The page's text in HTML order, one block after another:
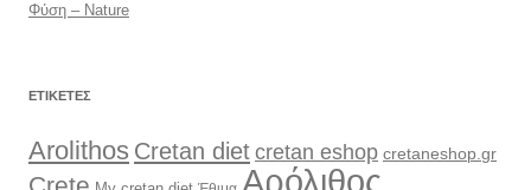
Φύση – Nature
ΕΤΙΚΈΤΕΣ
Arolithos Cretan dietcretan eshop cretaneshop.gr
Αρόλιθος